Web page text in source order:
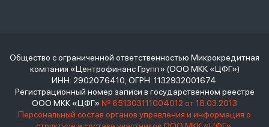
Общество с ограниченной ответственностью Микрокредитная
компания «Центрофинанс Групп» (ООО МКК «ЦФГ»)
ИНН: 2902076410, ОГРН: 1132932001674
Регистрационный номер записи в государственном реестре
ООО МКК «ЦФГ» № 651303111004012 от 18.03.2013
Персональный состав органов управления и информация о